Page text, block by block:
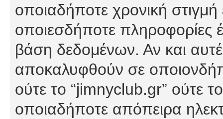
οποιαδήποτε χρονική στιγμή
οποιεσδήποτε πληροφορίες
βάση δεδομένων. Αν και
αποκαλυφθούν σε
ούτε το “jimnyclub.gr” ούτε
οποιαδήποτε απόπειρα